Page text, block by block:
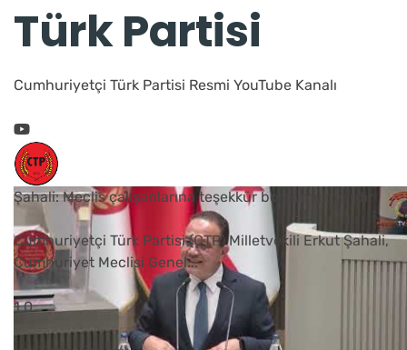
Türk Partisi
Cumhuriyetçi Türk Partisi Resmi YouTube Kanalı
Şahali: Meclis çalışanlarına teşekkür borcumuz vardır
Cumhuriyetçi Türk Partisi (CTP) Milletvekili Erkut Şahali,
Cumhuriyet Meclisi Genel...
1 0